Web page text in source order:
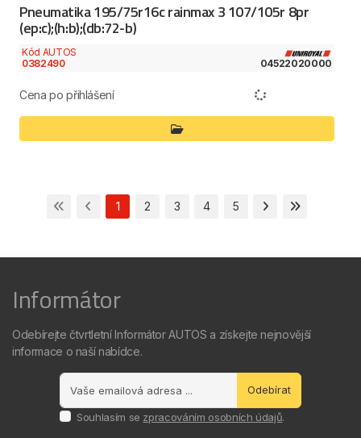
Pneumatika 195/75r16c rainmax 3 107/105r 8pr
(ep:c);(h:b);(db:72-b)
Kód AUTOS
0382490
04522020000
Cena po přihlášení
1 2 3 4 5
Informátor
Odebírejte čtvrtletní Informátor AUTOS a získejte nejnovější
informace o naší nabídce.
Odebírat
Souhlasím se zpracováním osobních údajů.